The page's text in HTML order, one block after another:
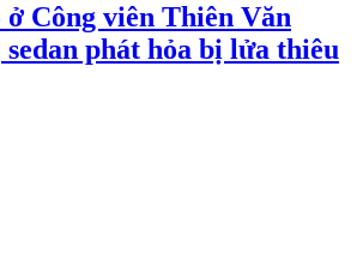
Công viên Thiên Văn
phát hỏa bị lửa thiêu